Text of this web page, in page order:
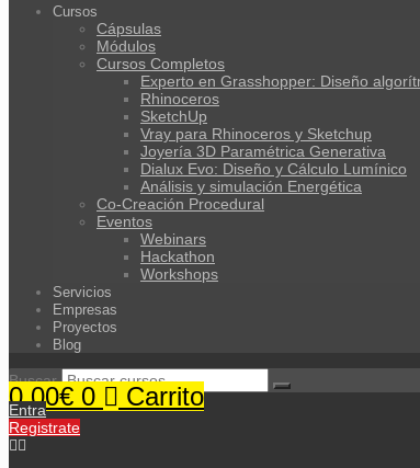
Cursos
Cápsulas
Módulos
Cursos Completos
Experto en Grasshopper: Diseño
Rhinoceros
SketchUp
Vray para Rhinoceros y Sketchup
Joyería 3D Paramétrica Generativa
Dialux Evo: Diseño y Cálculo Lumínico
Análisis y simulación Energética​
Co-Creación Procedural
Eventos
Webinars
Hackathon
Workshops
Servicios
Empresas
Proyectos
Blog
Buscar
0.00€ 0 Carrito
Entra
Registrate